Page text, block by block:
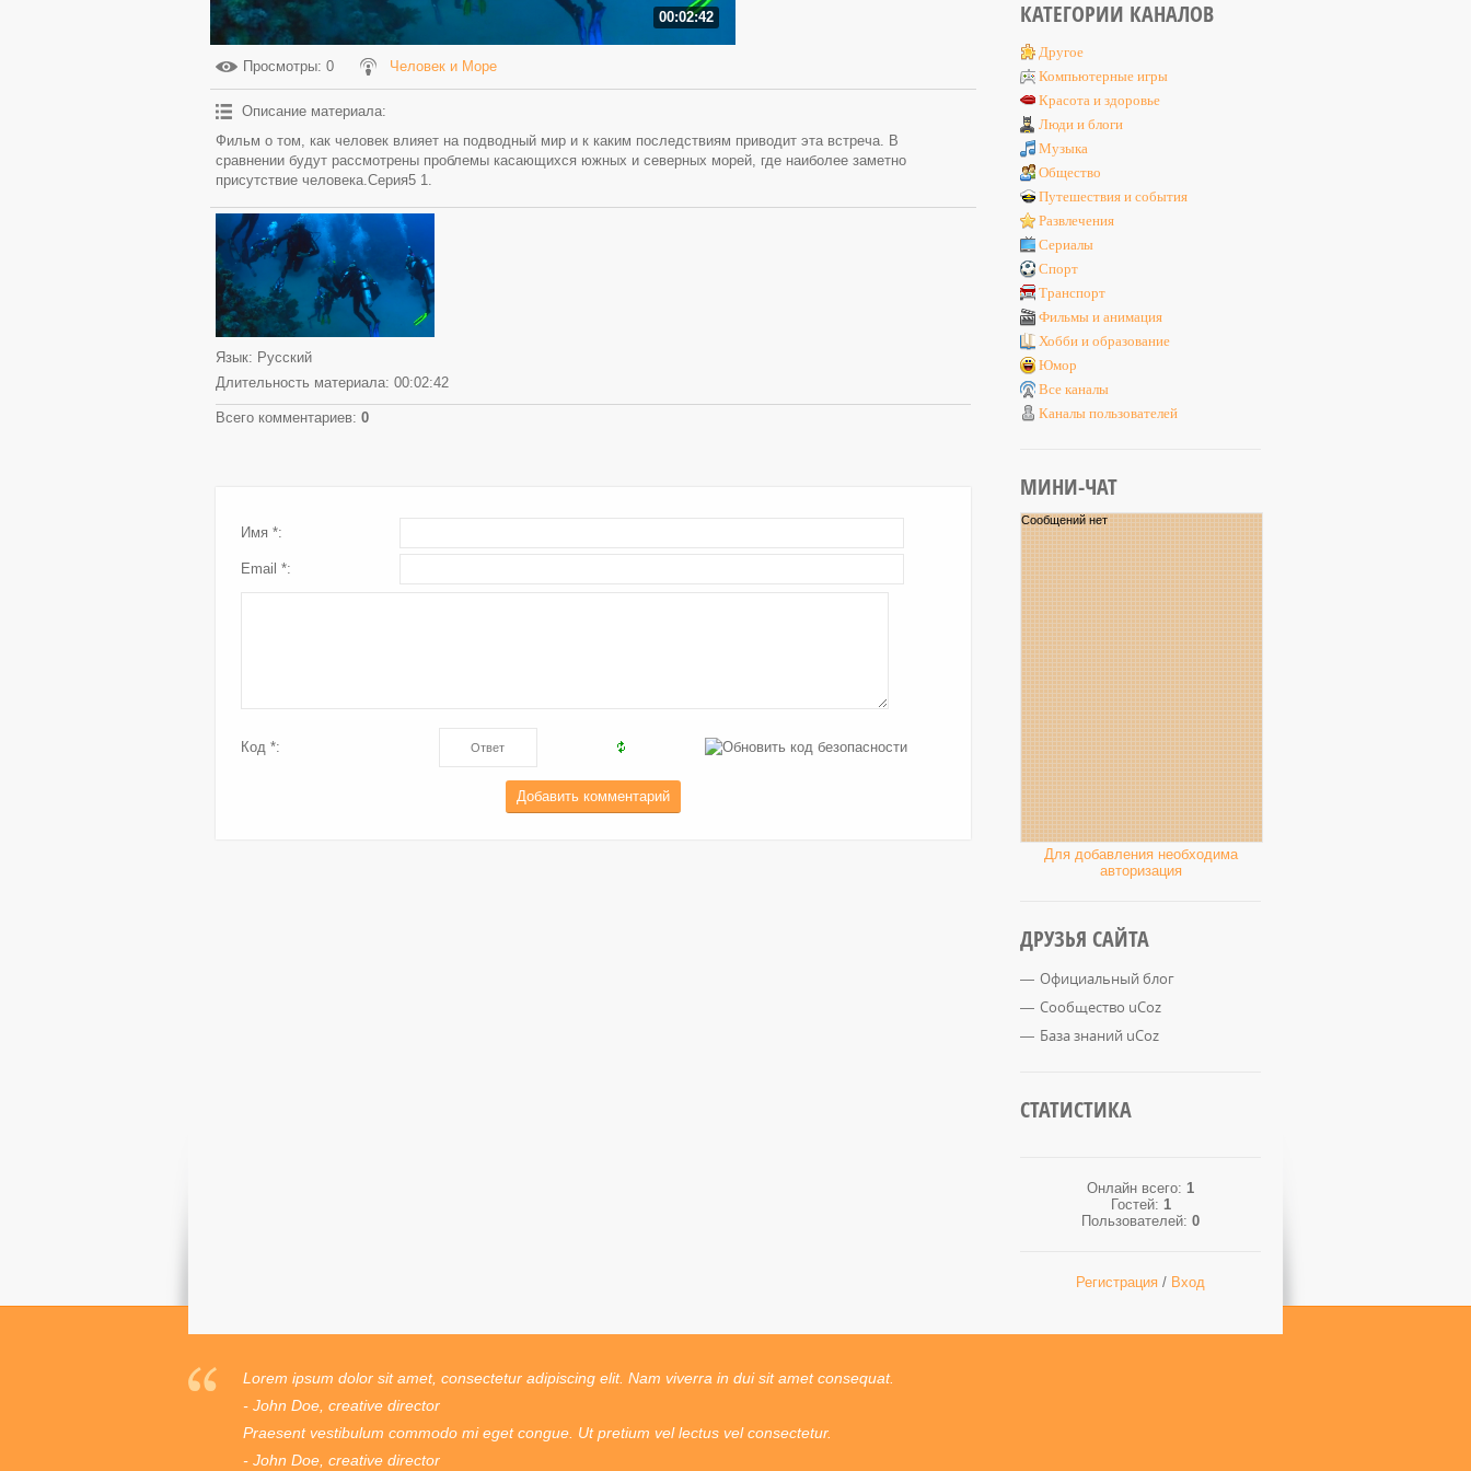
00:02:42
Просмотры: 0 Человек и Море
Описание материала:
Фильм о том, как человек влияет на подводный мир и к каким последствиям приводит эта встреча. В
сравнении будут рассмотрены проблемы касающихся южных и северных морей, где наиболее заметно
присутствие человека.Серия5 1.
Язык: Русский
Длительность материала: 00:02:42
Всего комментариев: 0
Имя *:
Email *:
Код *:
КАТЕГОРИИ КАНАЛОВ
Другое
Компьютерные игры
Красота и здоровье
Люди и блоги
Музыка
Общество
Путешествия и события
Развлечения
Сериалы
Спорт
Транспорт
Фильмы и анимация
Хобби и образование
Юмор
Все каналы
Каналы пользователей
МИНИ-ЧАТ
Для добавления необходима
авторизация
ДРУЗЬЯ САЙТА
Официальный блог
Сообщество uCoz
База знаний uCoz
СТАТИСТИКА
Онлайн всего: 1
Гостей: 1
Пользователей: 0
Регистрация / Вход
Lorem ipsum dolor sit amet, consectetur adipiscing elit. Nam viverra in dui sit amet consequat.
- John Doe, creative director
Praesent vestibulum commodo mi eget congue. Ut pretium vel lectus vel consectetur.
- John Doe, creative director